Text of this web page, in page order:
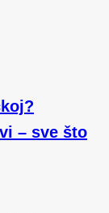
– sve što